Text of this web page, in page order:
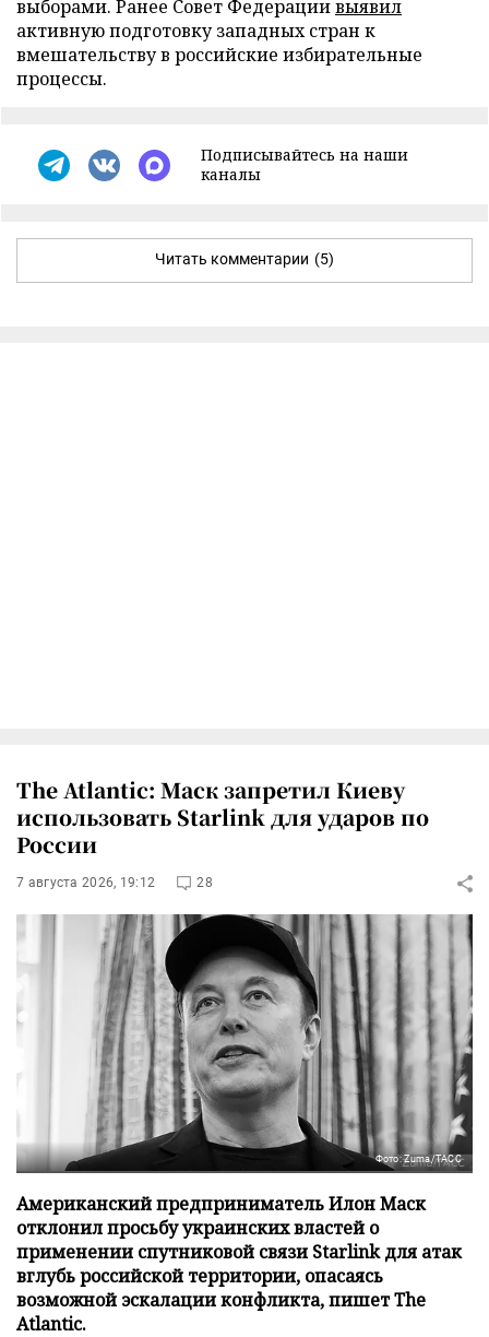
выборами. Ранее Совет Федерациивыявил
активную подготовку западных стран к
вмешательству в российские избирательные
процессы.
Подписывайтесь на наши
каналы
Читать комментарии (5)
The Atlantic: Маск запретил Киеву
использовать Starlink для ударов по
России
7 августа 2026, 19:12 28
Фото: Zuma/ТАСС
Американский предприниматель Илон Маск
отклонил просьбу украинских властей о
применении спутниковой связи Starlink для атак
вглубь российской территории, опасаясь
возможной эскалации конфликта, пишет The
Atlantic.